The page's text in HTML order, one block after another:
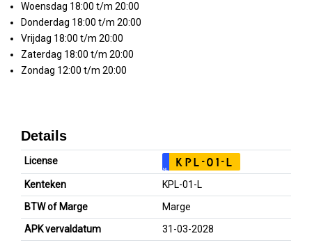
Woensdag 18:00 t/m 20:00
Donderdag 18:00 t/m 20:00
Vrijdag 18:00 t/m 20:00
Zaterdag 18:00 t/m 20:00
Zondag 12:00 t/m 20:00
Details
License
NL KPL-01-L
Kenteken
KPL-01-L
BTW of Marge
Marge
APK vervaldatum
31-03-2028